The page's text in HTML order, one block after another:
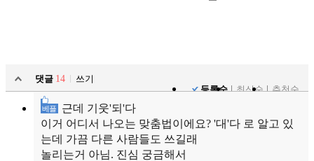
댓글 14
쓰기
등록순
최신순 추천순
베플
근데 기웃'되'다
이거 어디서 나오는 맞춤법이에요? '대'다 로 알고 있
는데 가끔 다른 사람들도 쓰길래
놀리는거 아님. 진심 궁금해서